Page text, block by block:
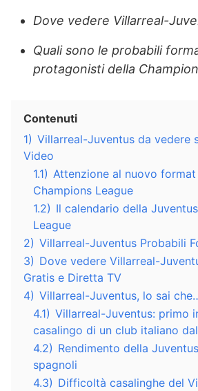
Dove vedere Villarreal-
Quali sono le probabili
protagonisti della
Contenuti
1) Villarreal-Juventus da vedere
Video
1.1) Attenzione al nuovo format
Champions League
1.2) Il calendario della
League
2) Villarreal-Juventus Probabili
3) Dove vedere Villarreal-
Gratis e Diretta TV
4) Villarreal-Juventus, lo sai
4.1) Villarreal-Juventus: primo
casalingo di un club italiano
4.2) Rendimento della
spagnoli
4.3) Difficoltà casalinghe del